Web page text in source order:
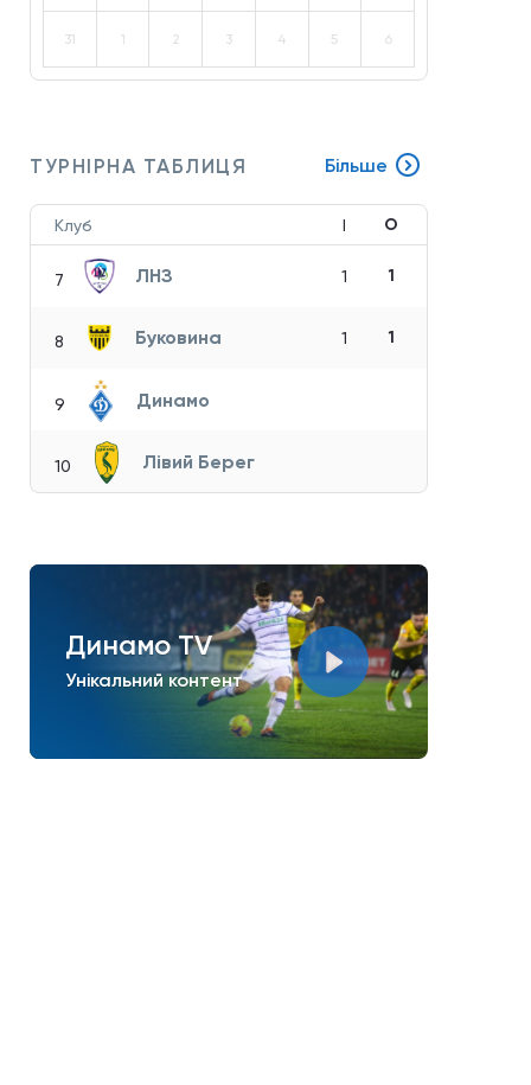
31 1 2 3 4 5 6
ТУРНІРНА ТАБЛИЦЯ Більше
Клуб І О
7 ЛНЗ 1 1
8 Буковина 1 1
9 Динамо
10 Лівий Берег
Динамо TV
Унікальний контент